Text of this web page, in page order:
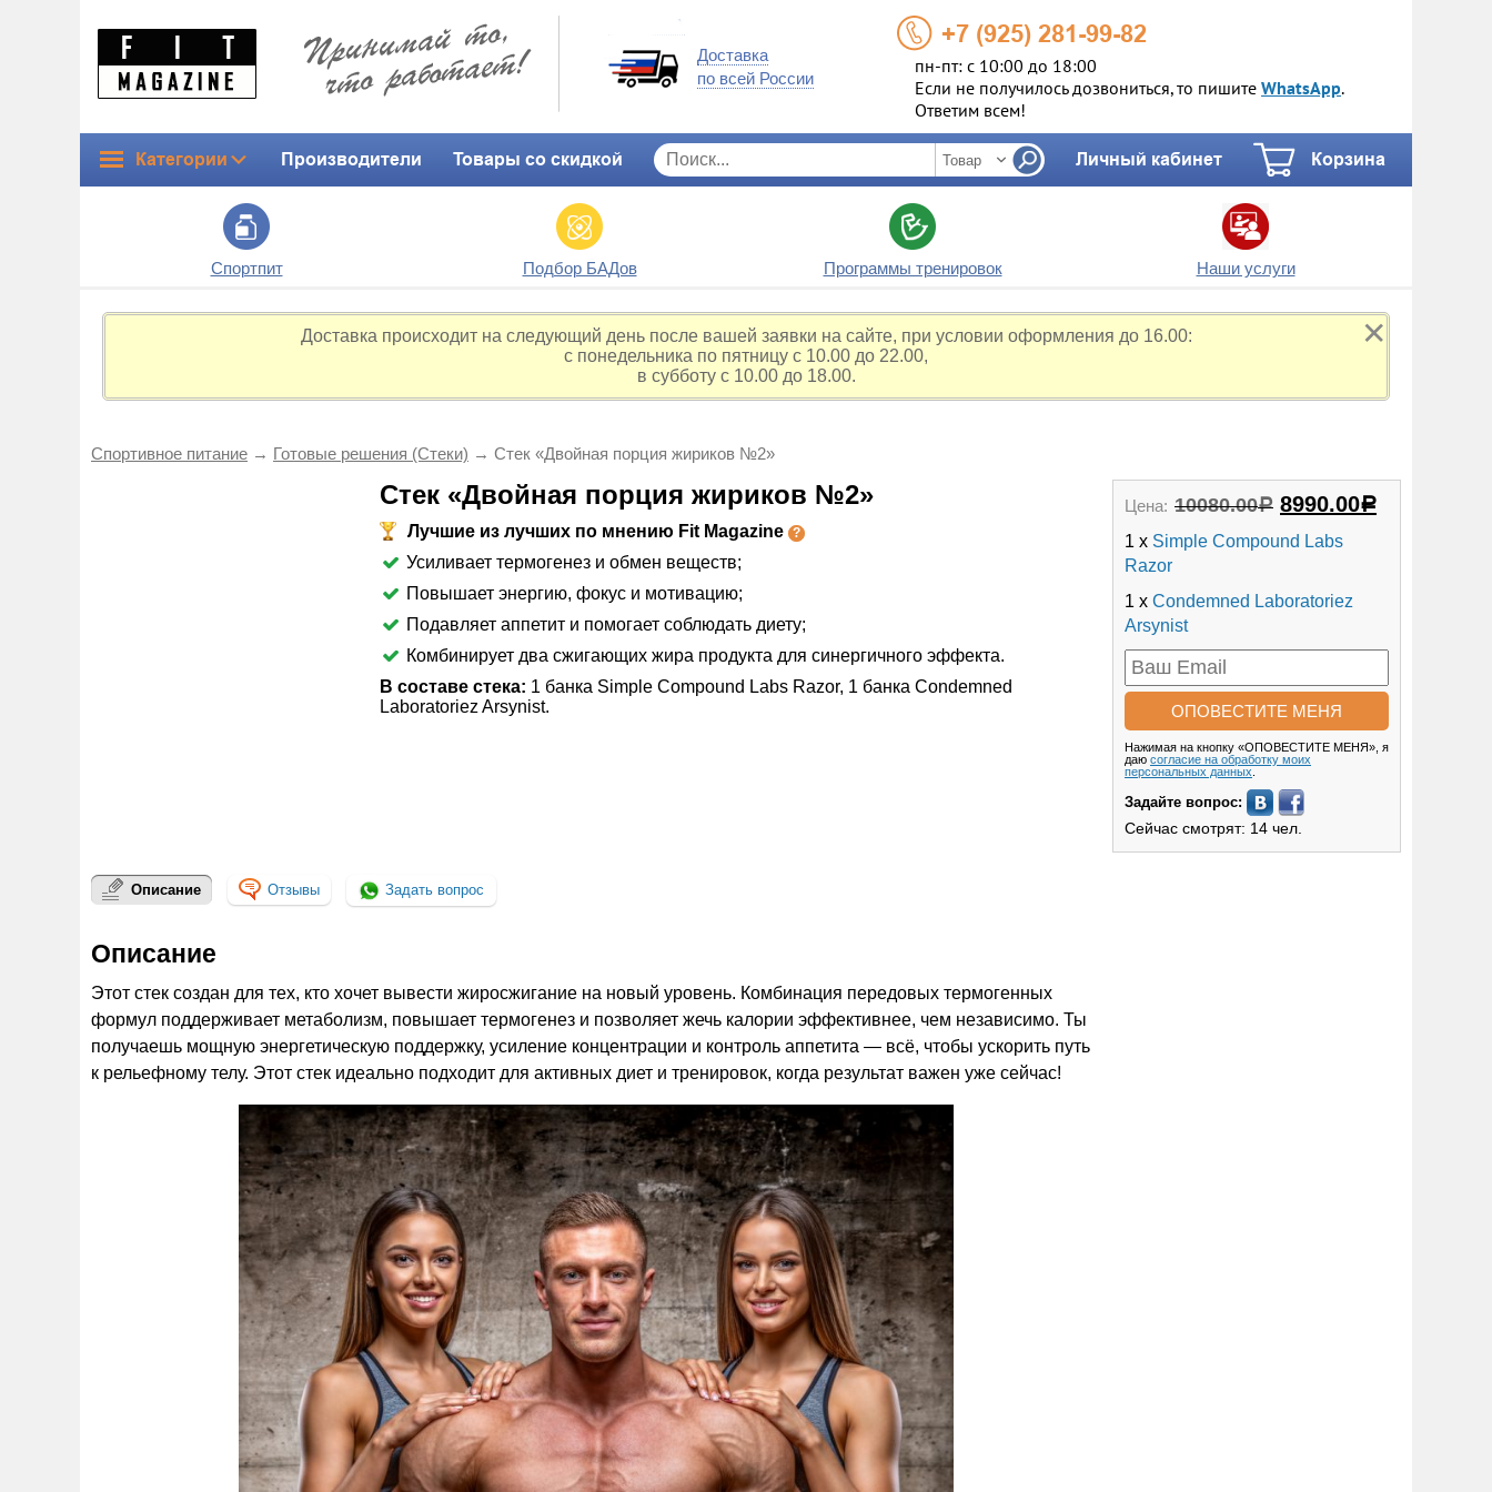
Доставка
по всей России
+7 (925) 281-99-82
пн-пт: с 10:00 до 18:00
Если не получилось дозвониться, то пишите WhatsApp.
Ответим всем!
Категории Производители Товары со скидкой Личный кабинет Корзина
Спортпит Подбор БАДов Программы тренировок Наши услуги
✕
Доставка происходит на следующий день после вашей заявки на сайте, при условии оформления до 16.00:
с понедельника по пятницу с 10.00 до 22.00,
в субботу с 10.00 до 18.00.
Спортивное питание → Готовые решения (Стеки) → Стек «Двойная порция жириков №2»
Цена: 10080.00Р 8990.00Р
1 x Simple Compound Labs
Razor
1 x Condemned Laboratoriez
Arsynist
Нажимая на кнопку «ОПОВЕСТИТЕ МЕНЯ», я
даю согласие на обработку моих
персональных данных
Задайте вопрос:
Сейчас смотрят: 14 чел.
Стек «Двойная порция жириков №2»
Лучшие из лучших по мнению Fit Magazine
Усиливает термогенез и обмен веществ;
Повышает энергию, фокус и мотивацию;
Подавляет аппетит и помогает соблюдать диету;
Комбинирует два сжигающих жира продукта для синергичного эффекта.
В составе стека: 1 банка Simple Compound Labs Razor, 1 банка Condemned
Laboratoriez Arsynist.
Описание Отзывы Задать вопрос
Описание
Этот стек создан для тех, кто хочет вывести жиросжигание на новый уровень. Комбинация передовых термогенных
формул поддерживает метаболизм, повышает термогенез и позволяет жечь калории эффективнее, чем независимо. Ты
получаешь мощную энергетическую поддержку, усиление концентрации и контроль аппетита — всё, чтобы ускорить путь
к рельефному телу. Этот стек идеально подходит для активных диет и тренировок, когда результат важен уже сейчас!